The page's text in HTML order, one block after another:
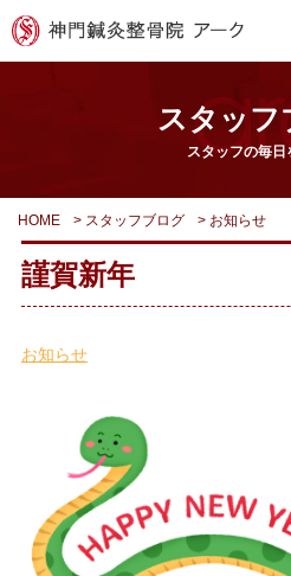
スタッフ
スタッフの毎日
HOME > スタッフブログ > お知らせ
謹賀新年
お知らせ